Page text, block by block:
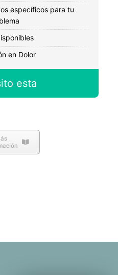
específicos para tu
en Dolor
esta